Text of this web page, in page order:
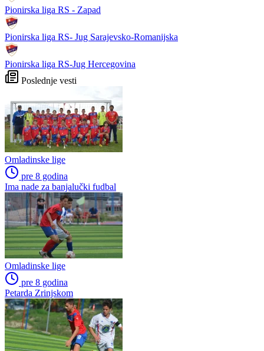
Pionirska liga RS - Zapad
Pionirska liga RS- Jug Sarajevsko-Romanijska
Pionirska liga RS-Jug Hercegovina
Poslednje vesti
Omladinske lige
pre 8 godina
Ima nade za banjalučki fudbal
Omladinske lige
pre 8 godina
Petarda Zrinjskom